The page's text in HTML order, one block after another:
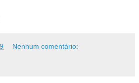
Nenhum comentário: